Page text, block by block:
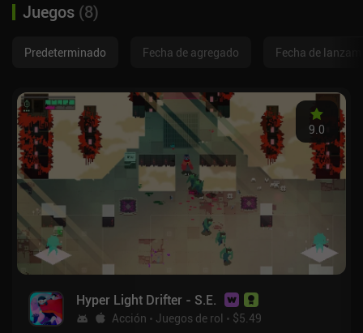
Juegos (8)
Predeterminado Fecha de agregado Fecha de
Hyper Light Drifter - S.E.
Acción Juegos de rol $5.49
9.0